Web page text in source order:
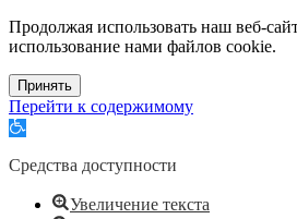
Продолжая использовать наш веб-
использование нами файлов cookie.
Принять
Перейти к содержимому
Открыть
инструментов
Средства доступности
Увеличение текста